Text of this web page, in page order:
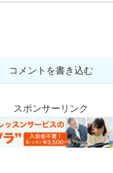
コメントを書き込む
スポンサーリンク